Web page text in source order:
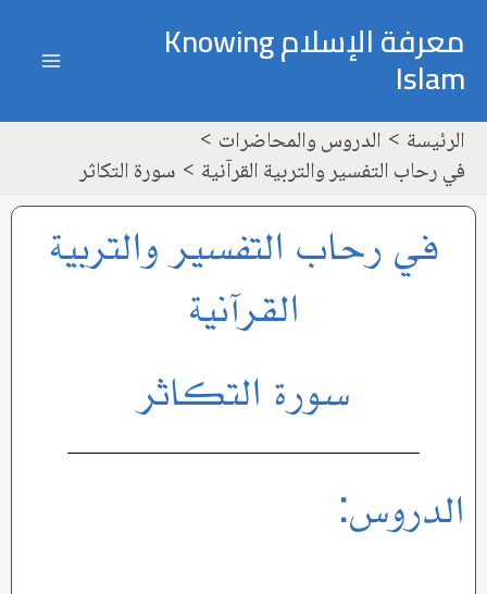
إلى
المحتوى
معرفة الإسلام Knowing
Islam
الرئيسة
الدروس والمحاضرات
في رحاب التفسير والتربية القرآنية
سورة التكاثر
في رحاب التفسير والتربية
القرآنية
سورة التكاثر
الدروس: